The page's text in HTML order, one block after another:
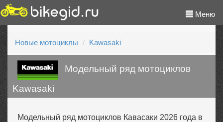
Меню
Новые мотоциклы Kawasaki
Модельный ряд мотоциклов
Kawasaki
Модельный ряд мотоциклов Кавасаки 2026 года в